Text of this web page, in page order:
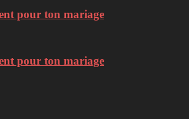
pour ton mariage
pour ton mariage